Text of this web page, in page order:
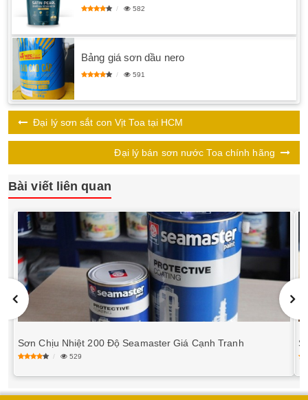
582
Bảng giá sơn dầu nero
591
Đại lý sơn sắt con Vịt Toa tại HCM
Đại lý bán sơn nước Toa chính hãng
Bài viết liên quan
Sơn Chịu Nhiệt 200 Độ Seamaster Giá Cạnh Tranh
529